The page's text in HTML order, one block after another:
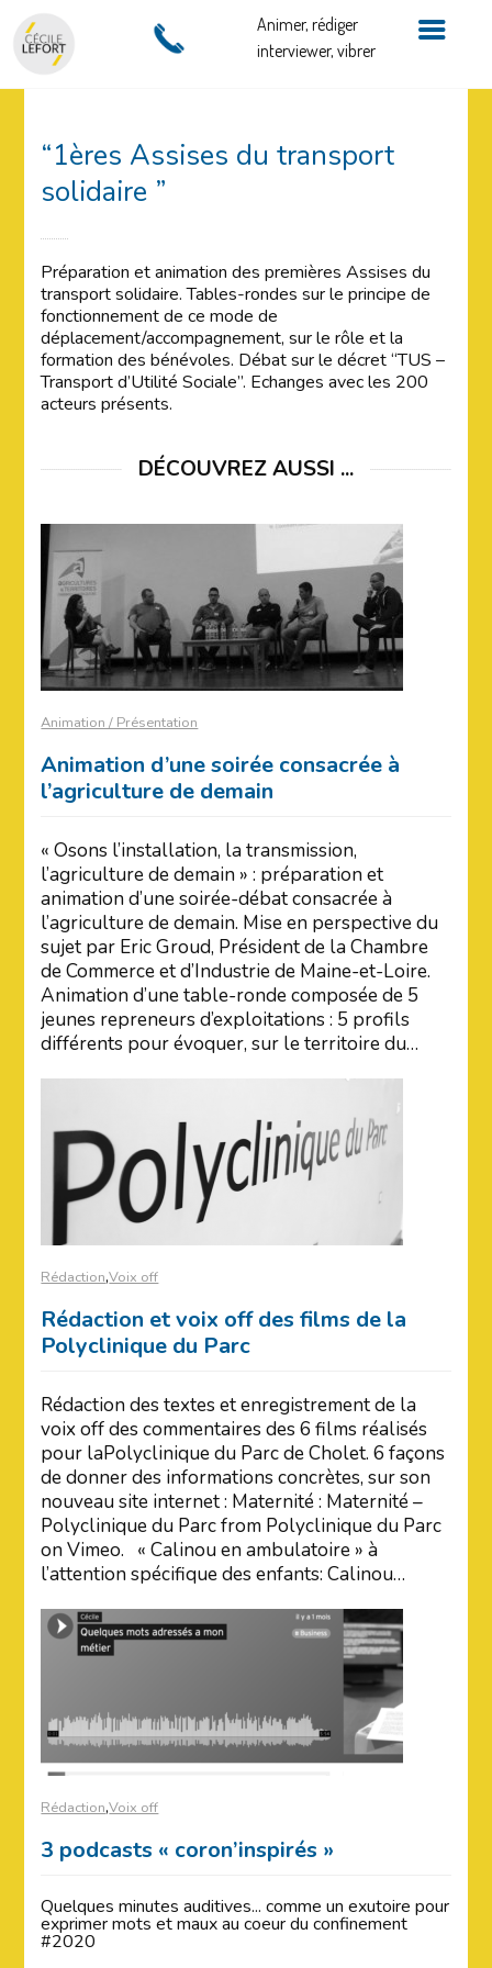
“1ères Assises du transport
solidaire ”
Préparation et animation des premières Assises du
transport solidaire. Tables-rondes sur le principe de
fonctionnement de ce mode de
déplacement/accompagnement, sur le rôle et la
formation des bénévoles. Débat sur le décret “TUS –
Transport d’Utilité Sociale”. Echanges avec les 200
acteurs présents.
DÉCOUVREZ AUSSI ...
Animation / Présentation
Animation d’une soirée consacrée à
l’agriculture de demain
« Osons l’installation, la transmission,
l’agriculture de demain » : préparation et
animation d’une soirée-débat consacrée à
l’agriculture de demain. Mise en perspective du
sujet par Eric Groud, Président de la Chambre
de Commerce et d’Industrie de Maine-et-Loire.
Animation d’une table-ronde composée de 5
jeunes repreneurs d’exploitations : 5 profils
différents pour évoquer, sur le territoire du…
Rédaction,Voix off
Rédaction et voix off des films de la
Polyclinique du Parc
Rédaction des textes et enregistrement de la
voix off des commentaires des 6 films réalisés
pour laPolyclinique du Parc de Cholet. 6 façons
de donner des informations concrètes, sur son
nouveau site internet : Maternité : Maternité –
Polyclinique du Parc from Polyclinique du Parc
on Vimeo. « Calinou en ambulatoire » à
l’attention spécifique des enfants: Calinou…
Rédaction,Voix off
3 podcasts « coron’inspirés »
Quelques minutes auditives... comme un exutoire pour
exprimer mots et maux au coeur du confinement
#2020
Animer, rédiger
interviewer, vibrer